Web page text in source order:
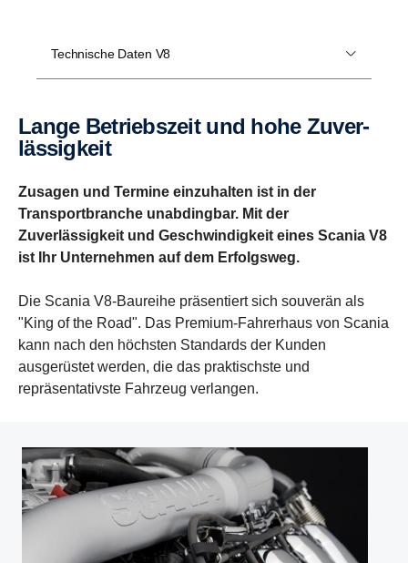
Technische Daten V8
Lange Betriebs­zeit und hohe Zuver­
läs­sig­keit
Zusagen und Termine einzuhalten ist in der
Transportbranche unabdingbar. Mit der
Zuverlässigkeit und Geschwindigkeit eines Scania V8
ist Ihr Unternehmen auf dem Erfolgsweg.
Die Scania V8-Baureihe präsentiert sich souverän als
"King of the Road". Das Premium-Fahrerhaus von Scania
kann nach den höchsten Standards der Kunden
ausgerüstet werden, die das praktischste und
repräsentativste Fahrzeug verlangen.